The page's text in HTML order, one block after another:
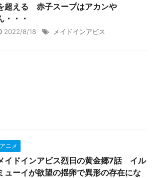
超える 赤子スープはアカンや
・・・
2022/8/18 メイドインアビス
アニメ
イドインアビス烈日の黄金郷7話 イル
ューイが欲望の揺卵で異形の存在にな